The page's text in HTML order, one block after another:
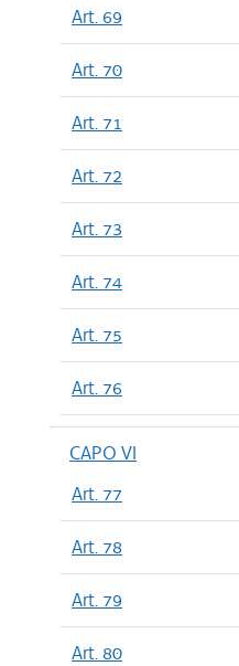
Art. 69
Art. 70
Art. 71
Art. 72
Art. 73
Art. 74
Art. 75
Art. 76
CAPO VI
Art. 77
Art. 78
Art. 79
Art. 80